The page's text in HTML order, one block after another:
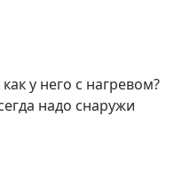
у него с нагревом?
надо снаружи